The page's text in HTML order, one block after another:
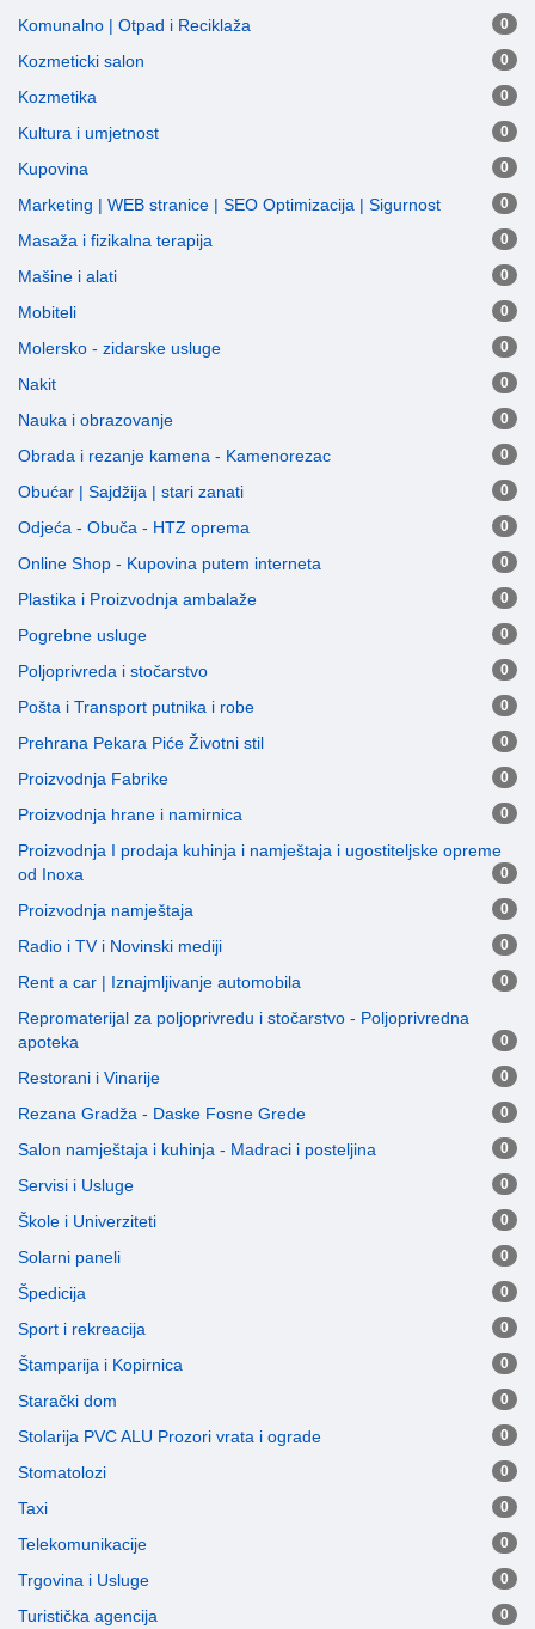
Komunalno | Otpad i Reciklaža 0
Kozmeticki salon 0
Kozmetika 0
Kultura i umjetnost 0
Kupovina 0
Marketing | WEB stranice | SEO Optimizacija | Sigurnost 0
Masaža i fizikalna terapija 0
Mašine i alati 0
Mobiteli 0
Molersko - zidarske usluge 0
Nakit 0
Nauka i obrazovanje 0
Obrada i rezanje kamena - Kamenorezac 0
Obućar | Sajdžija | stari zanati 0
Odjeća - Obuča - HTZ oprema 0
Online Shop - Kupovina putem interneta 0
Plastika i Proizvodnja ambalaže 0
Pogrebne usluge 0
Poljoprivreda i stočarstvo 0
Pošta i Transport putnika i robe 0
Prehrana Pekara Piće Životni stil 0
Proizvodnja Fabrike 0
Proizvodnja hrane i namirnica 0
Proizvodnja I prodaja kuhinja i namještaja i ugostiteljske opreme
od Inoxa
0
Proizvodnja namještaja 0
Radio i TV i Novinski mediji 0
Rent a car | Iznajmljivanje automobila 0
Repromaterijal za poljoprivredu i stočarstvo - Poljoprivredna
apoteka
0
Restorani i Vinarije 0
Rezana Gradža - Daske Fosne Grede 0
Salon namještaja i kuhinja - Madraci i posteljina 0
Servisi i Usluge 0
Škole i Univerziteti 0
Solarni paneli 0
Špedicija 0
Sport i rekreacija 0
Štamparija i Kopirnica 0
Starački dom 0
Stolarija PVC ALU Prozori vrata i ograde 0
Stomatolozi 0
Taxi 0
Telekomunikacije 0
Trgovina i Usluge 0
Turistička agencija 0